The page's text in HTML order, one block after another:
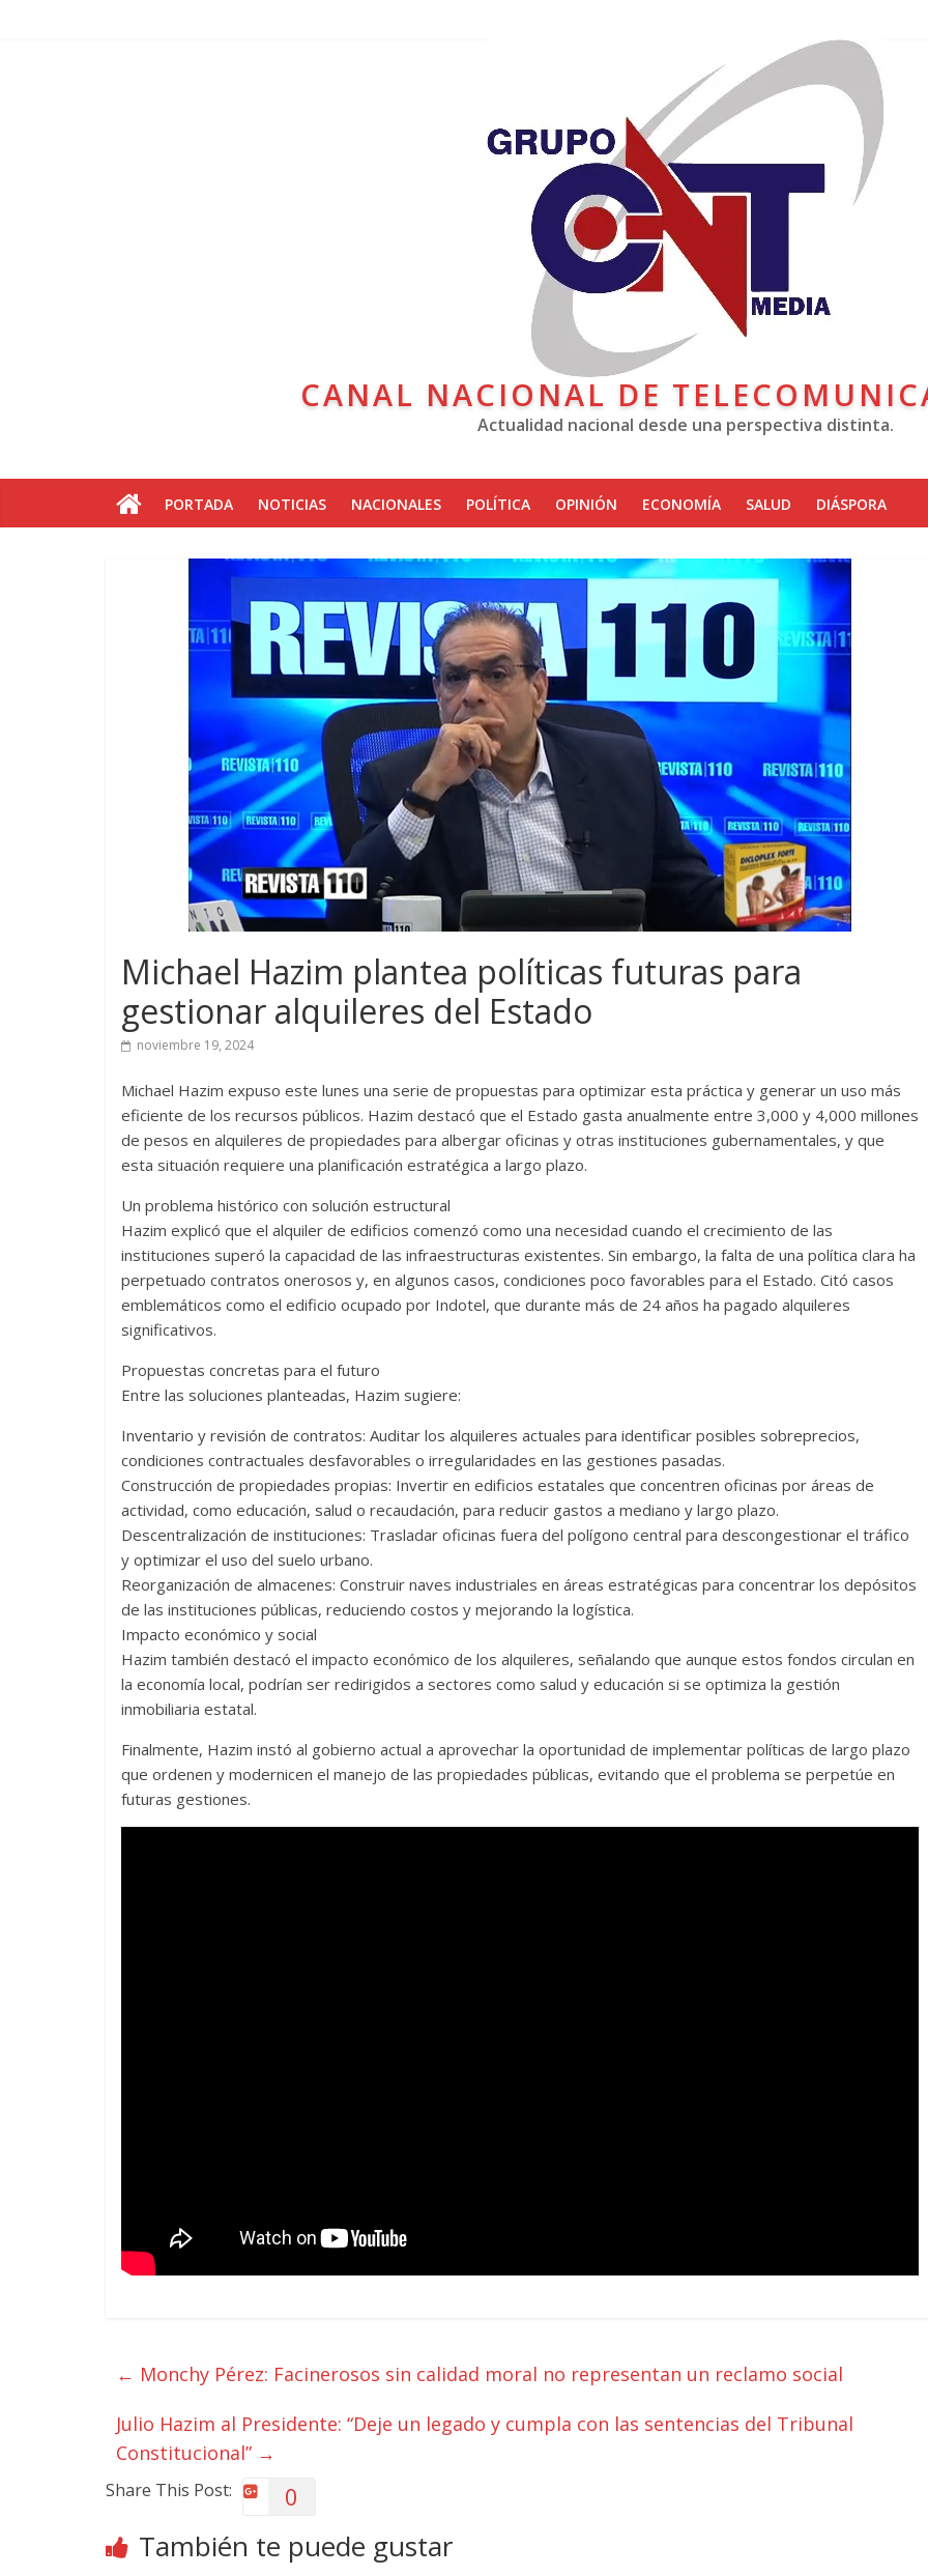
CANAL NACIONAL DE
Actualidad nacional desde una perspectiva distinta.
PORTADA NOTICIAS NACIONALES POLÍTICA OPINIÓN ECONOMÍA SALUD DIÁSPORA
Michael Hazim plantea políticas futuras para
gestionar alquileres del Estado
noviembre 19, 2024
Michael Hazim expuso este lunes una serie de propuestas para optimizar esta práctica y generar un uso más
eficiente de los recursos públicos. Hazim destacó que el Estado gasta anualmente entre 3,000 y 4,000 millones
de pesos en alquileres de propiedades para albergar oficinas y otras instituciones gubernamentales, y que
esta situación requiere una planificación estratégica a largo plazo.
Un problema histórico con solución estructural
Hazim explicó que el alquiler de edificios comenzó como una necesidad cuando el crecimiento de las
instituciones superó la capacidad de las infraestructuras existentes. Sin embargo, la falta de una política clara ha
perpetuado contratos onerosos y, en algunos casos, condiciones poco favorables para el Estado. Citó casos
emblemáticos como el edificio ocupado por Indotel, que durante más de 24 años ha pagado alquileres
significativos.
Propuestas concretas para el futuro
Entre las soluciones planteadas, Hazim sugiere:
Inventario y revisión de contratos: Auditar los alquileres actuales para identificar posibles sobreprecios,
condiciones contractuales desfavorables o irregularidades en las gestiones pasadas.
Construcción de propiedades propias: Invertir en edificios estatales que concentren oficinas por áreas de
actividad, como educación, salud o recaudación, para reducir gastos a mediano y largo plazo.
Descentralización de instituciones: Trasladar oficinas fuera del polígono central para descongestionar el tráfico
y optimizar el uso del suelo urbano.
Reorganización de almacenes: Construir naves industriales en áreas estratégicas para concentrar los depósitos
de las instituciones públicas, reduciendo costos y mejorando la logística.
Impacto económico y social
Hazim también destacó el impacto económico de los alquileres, señalando que aunque estos fondos circulan en
la economía local, podrían ser redirigidos a sectores como salud y educación si se optimiza la gestión
inmobiliaria estatal.
Finalmente, Hazim instó al gobierno actual a aprovechar la oportunidad de implementar políticas de largo plazo
que ordenen y modernicen el manejo de las propiedades públicas, evitando que el problema se perpetúe en
futuras gestiones.
← Monchy Pérez: Facinerosos sin calidad moral no representan un reclamo social
Julio Hazim al Presidente: “Deje un legado y cumpla con las sentencias del Tribunal
Constitucional” →
Share This Post: 0
También te puede gustar